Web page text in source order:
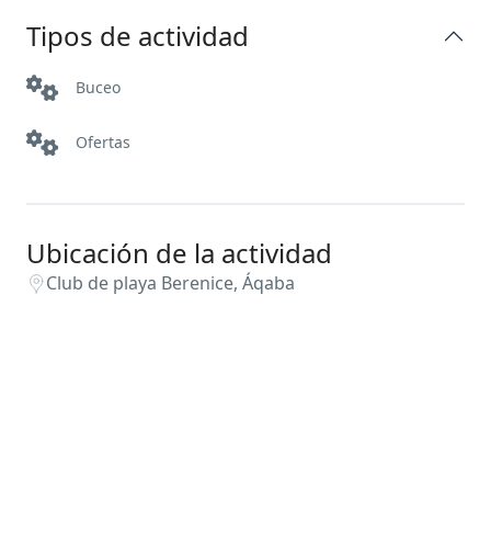
Tipos de actividad
Buceo
Ofertas
Ubicación de la actividad
Club de playa Berenice, Áqaba